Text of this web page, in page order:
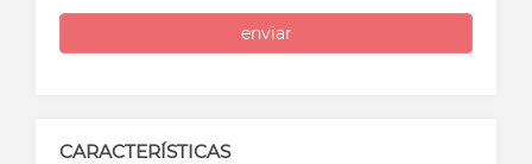
enviar
CARACTERÍSTICAS